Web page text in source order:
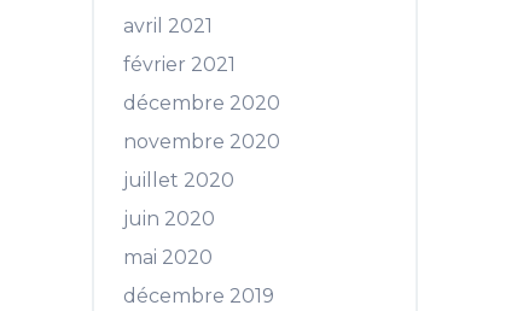
avril 2021
février 2021
décembre 2020
novembre 2020
juillet 2020
juin 2020
mai 2020
décembre 2019